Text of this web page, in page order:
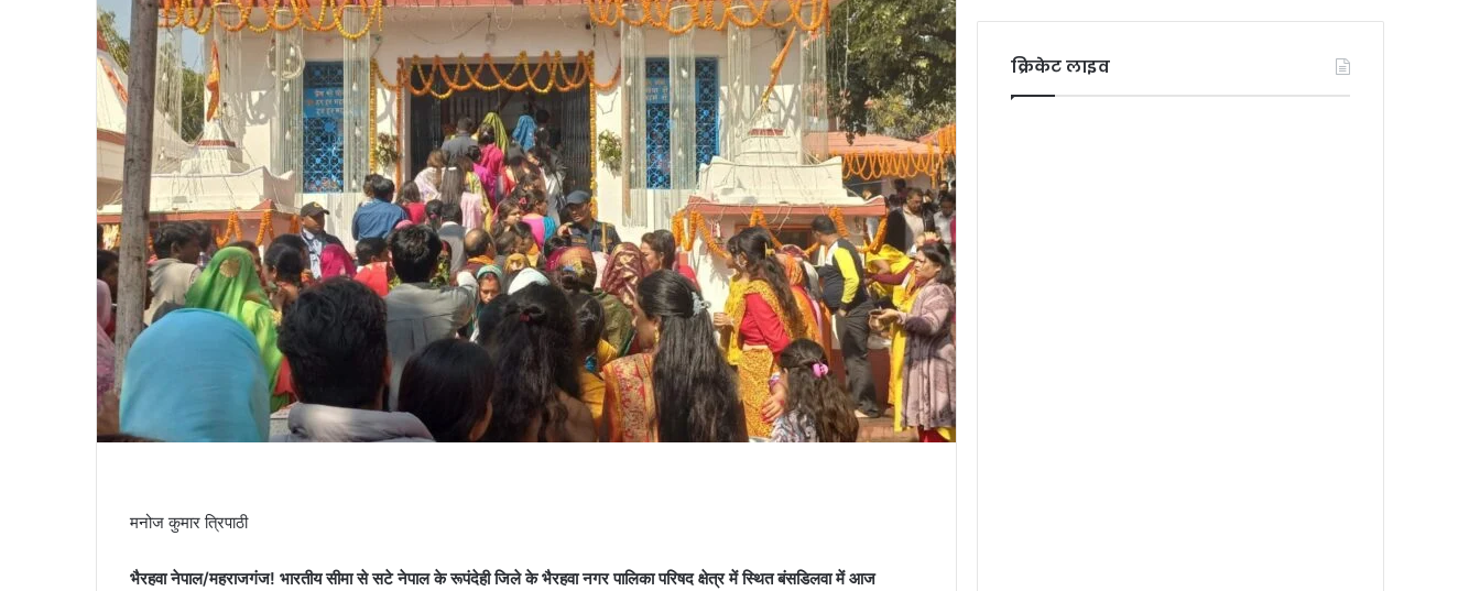
मनोज कुमार त्रिपाठी
भैरहवा नेपाल/महराजगंज! भारतीय सीमा से सटे नेपाल के रूपंदेही जिले के भैरहवा नगर पालिका परिषद क्षेत्र में स्थित बंसडिलवा में आज
क्रिकेट लाइव